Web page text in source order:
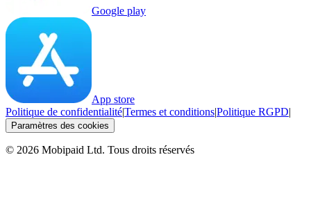
Google play
App store
Politique de confidentialité|Termes et conditions|Politique RGPD|
Paramètres des cookies
© 2026 Mobipaid Ltd. Tous droits réservés